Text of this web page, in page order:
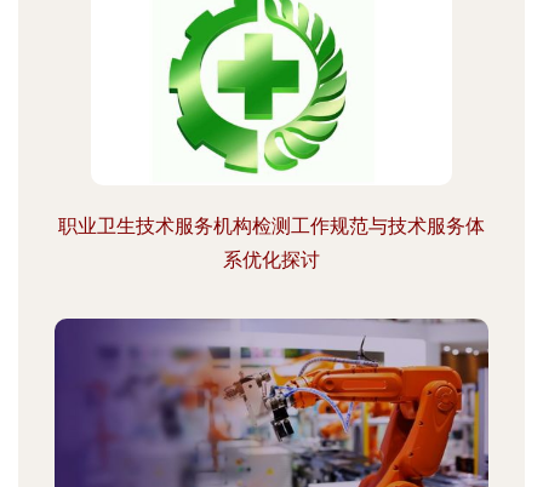
职业卫生技术服务机构检测工作规范与技术服务体
系优化探讨